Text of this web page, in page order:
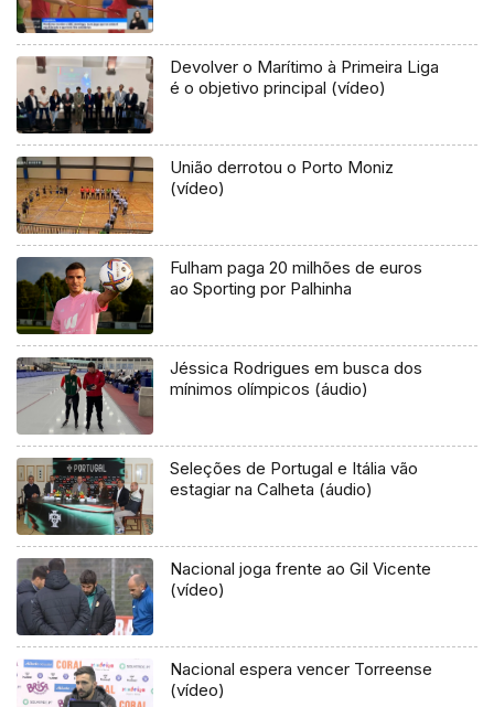
Devolver o Marítimo à Primeira Liga
é o objetivo principal (vídeo)
União derrotou o Porto Moniz
(vídeo)
Fulham paga 20 milhões de euros
ao Sporting por Palhinha
Jéssica Rodrigues em busca dos
mínimos olímpicos (áudio)
Seleções de Portugal e Itália vão
estagiar na Calheta (áudio)
Nacional joga frente ao Gil Vicente
(vídeo)
Nacional espera vencer Torreense
(vídeo)